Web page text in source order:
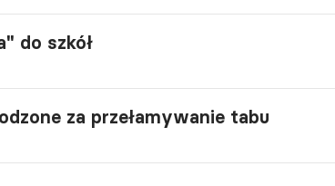
do szkół
za przełamywanie tabu